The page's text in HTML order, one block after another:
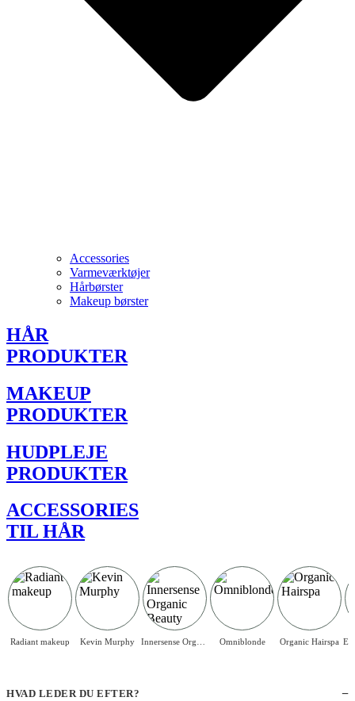
Accessories
Varmeværktøjer
Hårbørster
Makeup børster
HÅR
PRODUKTER
MAKEUP
PRODUKTER
HUDPLEJE
PRODUKTER
ACCESSORIES
TIL HÅR
Radiant makeup Kevin Murphy Omniblonde Organic Hairspa
HVAD LEDER DU EFTER?